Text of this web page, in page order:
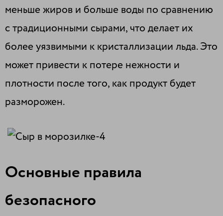
меньше жиров и больше воды по сравнению
с традиционными сырами, что делает их
более уязвимыми к кристаллизации льда. Это
может привести к потере нежности и
плотности после того, как продукт будет
разморожен.
Основные правила
безопасного